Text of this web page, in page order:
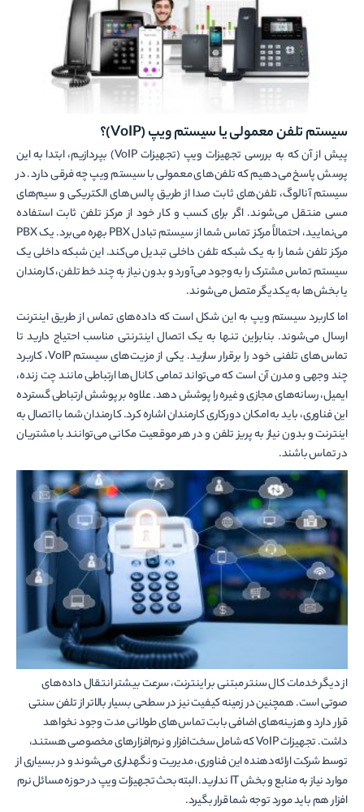
سیستم تلفن معمولی یا سیستم ویپ (VoIP)؟
پیش از آن که به بررسی تجهیزات ویپ (تجهیزات VoIP) بپردازیم، ابتدا به این
پرسش پاسخ می‌دهیم که تلفن‌های معمولی با سیستم ویپ چه فرقی دارد. در
سیستم آنالوگ، تلفن‌های ثابت صدا از طریق پالس‌های الکتریکی و سیم‌های
مسی منتقل می‌شوند. اگر برای کسب و کار خود از مرکز تلفن ثابت استفاده
می‌نمایید، احتمالاً مرکز تماس شما از سیستم تبادل PBX بهره می‌برد. یک PBX
مرکز تلفن شما را به یک شبکه تلفن داخلی تبدیل می‌کند. این شبکه داخلی یک
سیستم تماس مشترک را به وجود می‌آورد و بدون نیاز به چند خط تلفن، کارمندان
یا بخش‌ها به یکدیگر متصل می‌شوند.
اما کاربرد سیستم ویپ به این شکل است که داده‌های تماس از طریق اینترنت
ارسال می‌شوند. بنابراین تنها به یک اتصال اینترنتی مناسب احتیاج دارید تا
تماس‌های تلفنی خود را برقرار سازید. یکی از مزیت‌های سیستم VoIP، کاربرد
چند وجهی و مدرن آن است که می‌تواند تمامی کانال‌ها ارتباطی مانند چت زنده،
ایمیل، رسانه‌های مجازی و غیره را پوشش دهد. علاوه بر پوشش ارتباطی گسترده
این فناوری، باید به امکان دورکاری کارمندان اشاره کرد. کارمندان شما با اتصال به
اینترنت و بدون نیاز به پریز تلفن و در هر موقعیت مکانی می‌توانند با مشتریان
در تماس باشند.
از دیگر خدمات کال سنتر مبتنی بر اینترنت، سرعت بیشتر انتقال داده‌های
صوتی است. همچنین در زمینه کیفیت نیز در سطحی بسیار بالاتر از تلفن سنتی
قرار دارد و هزینه‌های اضافی بابت تماس‌های طولانی مدت وجود نخواهد
داشت. تجهیزات VoIP که شامل سخت‌افزار و نرم‌افزار‌های مخصوصی هستند،
توسط شرکت ارائه‌دهنده این فناوری، مدیریت و نگهداری می‌شوند و در بسیاری از
موارد نیاز به منابع و بخش IT ندارید. البته بحث تجهیزات ویپ در حوزه مسائل نرم
افزار هم باید مورد توجه شما قرار بگیرد.